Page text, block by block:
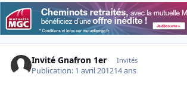
Invité Gnafron 1er Invités
Publication: 1 avril 201214 ans